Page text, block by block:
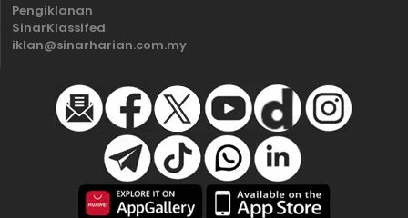
Pengiklanan
SinarKlassifed
iklan@sinarharian.com.my